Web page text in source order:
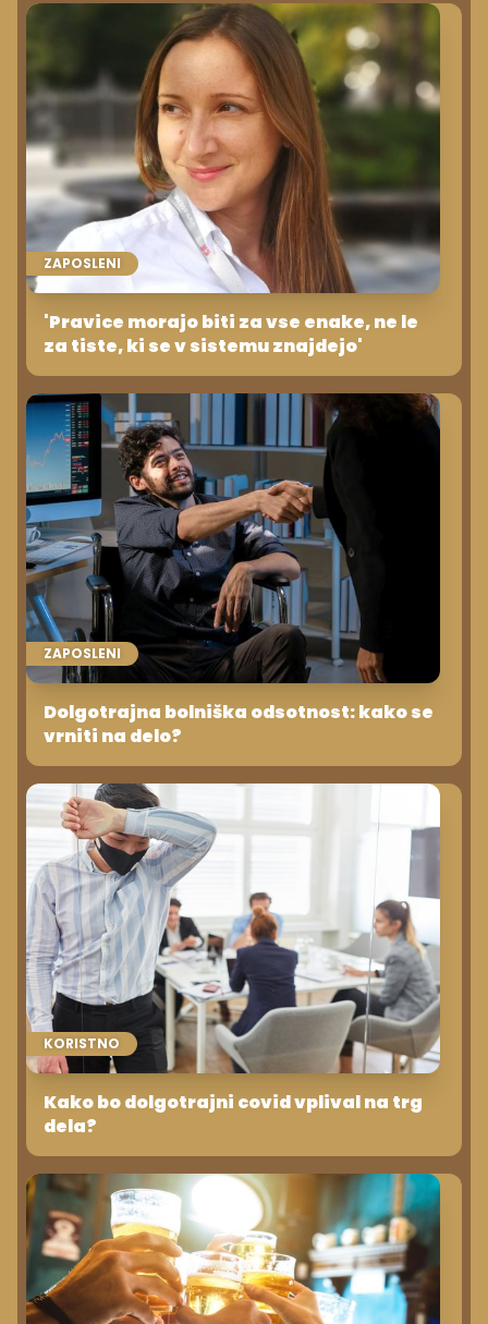
ZAPOSLENI
'Pravice morajo biti za vse enake, ne le
za tiste, ki se v sistemu znajdejo'
ZAPOSLENI
Dolgotrajna bolniška odsotnost: kako se
vrniti na delo?
KORISTNO
Kako bo dolgotrajni covid vplival na trg
dela?